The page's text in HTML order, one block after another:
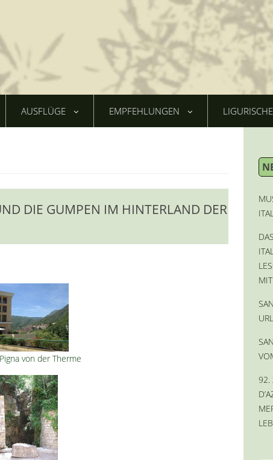
AUSFLÜGE EMPFEHLUNGEN
DIE GUMPEN IM HINTERLAND DER
von der Therme
92.